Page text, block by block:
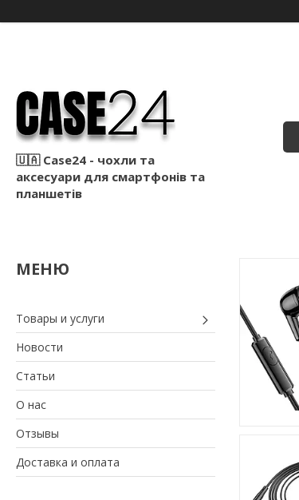
🇺🇦 Case24 - чохли та
аксесуари для смартфонів та
планшетів
Товары и услуги
Новости
Статьи
О нас
Отзывы
Доставка и оплата